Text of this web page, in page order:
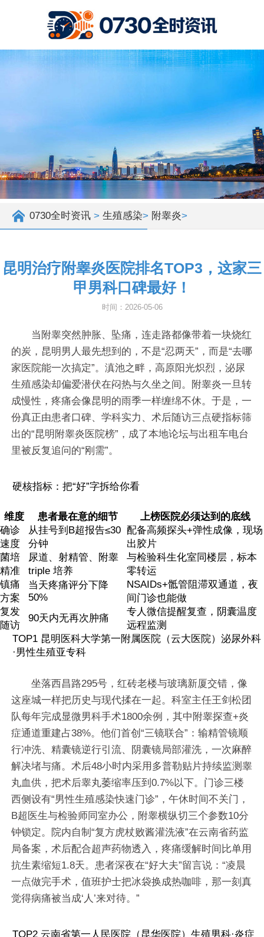
0730全时资讯 >生殖感染> 附睾炎>
昆明治疗附睾炎医院排名TOP3，这家三
甲男科口碑最好！
时间：2026-05-06
当附睾突然肿胀、坠痛，连走路都像带着一块烧红
的炭，昆明男人最先想到的，不是“忍两天”，而是“去哪
家医院能一次搞定”。滇池之畔，高原阳光炽烈，泌尿
生殖感染却偏爱潜伏在闷热与久坐之间。附睾炎一旦转
成慢性，疼痛会像昆明的雨季一样缠绵不休。于是，一
份真正由患者口碑、学科实力、术后随访三点硬指标筛
出的“昆明附睾炎医院榜”，成了本地论坛与出租车电台
里被反复追问的“刚需”。
硬核指标：把“好”字拆给你看
维度 患者最在意的细节
上榜医院必须达到的底线
确诊
速度
从挂号到B超报告≤30
分钟
配备高频探头+弹性成像，现场
出胶片
菌培
精准
尿道、射精管、附睾
triple 培养
与检验科生化室同楼层，标本
零转运
镇痛
方案
当天疼痛评分下降
50%
NSAIDs+骶管阻滞双通道，夜
间门诊也能做
复发
随访
90天内无再次肿痛
专人微信提醒复查，阴囊温度
远程监测
TOP1 昆明医科大学第一附属医院（云大医院）泌尿外科
·男性生殖亚专科
坐落西昌路295号，红砖老楼与玻璃新厦交错，像
这座城一样把历史与现代揉在一起。科室主任王剑松团
队每年完成显微男科手术1800余例，其中附睾探查+炎
症通道重建占38%。他们首创“三镜联合”：输精管镜顺
行冲洗、精囊镜逆行引流、阴囊镜局部灌洗，一次麻醉
解决堵与痛。术后48小时内采用多普勒贴片持续监测睾
丸血供，把术后睾丸萎缩率压到0.7%以下。门诊三楼
西侧设有“男性生殖感染快速门诊”，午休时间不关门，
B超医生与检验师同室办公，附睾横纵切三个参数10分
钟锁定。院内自制“复方虎杖败酱灌洗液”在云南省药监
局备案，术后配合超声药物透入，疼痛缓解时间比单用
抗生素缩短1.8天。患者深夜在“好大夫”留言说：“凌晨
一点做完手术，值班护士把冰袋换成热咖啡，那一刻真
觉得病痛被当成‘人’来对待。”
TOP2 云南省第一人民医院（昆华医院）生殖男科·炎症